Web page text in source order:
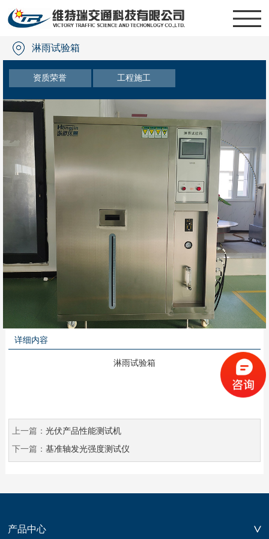
淋雨试验箱
资质荣誉 工程施工
详细内容
淋雨试验箱
上一篇： 光伏产品性能测试机
下一篇： 基准轴发光强度测试仪
产品中心